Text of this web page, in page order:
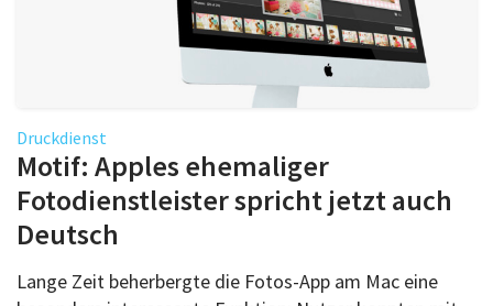
Druckdienst
Motif: Apples ehemaliger
Fotodienstleister spricht jetzt auch
Deutsch
Lange Zeit beherbergte die Fotos-App am Mac eine